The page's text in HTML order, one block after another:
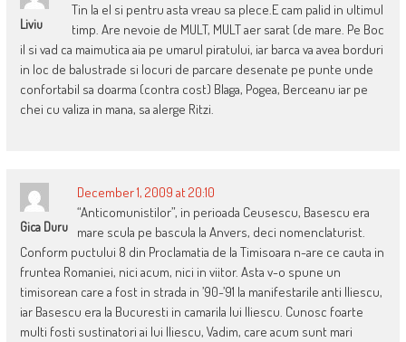
Liviu
Tin la el si pentru asta vreau sa plece.E cam palid in ultimul
timp. Are nevoie de MULT, MULT aer sarat (de mare. Pe Boc
il si vad ca maimutica aia pe umarul piratului, iar barca va avea borduri
in loc de balustrade si locuri de parcare desenate pe punte unde
confortabil sa doarma (contra cost) Blaga, Pogea, Berceanu iar pe
chei cu valiza in mana, sa alerge Ritzi.
Gica Duru
December 1, 2009 at 20:10
“Anticomunistilor”, in perioada Ceusescu, Basescu era
mare scula pe bascula la Anvers, deci nomenclaturist.
Conform puctului 8 din Proclamatia de la Timisoara n-are ce cauta in
fruntea Romaniei, nici acum, nici in viitor. Asta v-o spune un
timisorean care a fost in strada in ’90-’91 la manifestarile anti Iliescu,
iar Basescu era la Bucuresti in camarila lui Iliescu. Cunosc foarte
multi fosti sustinatori ai lui Iliescu, Vadim, care acum sunt mari